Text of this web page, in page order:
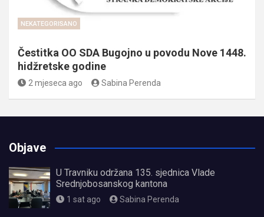
NEKATEGORISANO
Čestitka OO SDA Bugojno u povodu Nove 1448.
hidžretske godine
2 mjeseca ago Sabina Perenda
Objave
U Travniku održana 135. sjednica Vlade
Srednjobosanskog kantona
1 sat ago Sabina Perenda